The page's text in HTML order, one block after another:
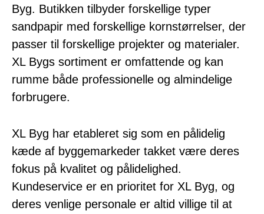
Byg. Butikken tilbyder forskellige typer
sandpapir med forskellige kornstørrelser, der
passer til forskellige projekter og materialer.
XL Bygs sortiment er omfattende og kan
rumme både professionelle og almindelige
forbrugere.
XL Byg har etableret sig som en pålidelig
kæde af byggemarkeder takket være deres
fokus på kvalitet og pålidelighed.
Kundeservice er en prioritet for XL Byg, og
deres venlige personale er altid villige til at